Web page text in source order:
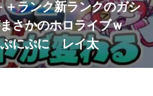
＋ランク新ランクのガシ
まさかのホロライブｗ
ぷにぷに レイ太